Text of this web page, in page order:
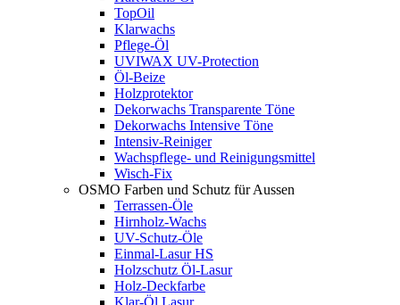
TopOil
Klarwachs
Pflege-Öl
UVIWAX UV-Protection
Öl-Beize
Holzprotektor
Dekorwachs Transparente Töne
Dekorwachs Intensive Töne
Intensiv-Reiniger
Wachspflege- und Reinigungsmittel
Wisch-Fix
OSMO Farben und Schutz für Aussen
Terrassen-Öle
Hirnholz-Wachs
UV-Schutz-Öle
Einmal-Lasur HS
Holzschutz Öl-Lasur
Holz-Deckfarbe
Klar-Öl Lasur